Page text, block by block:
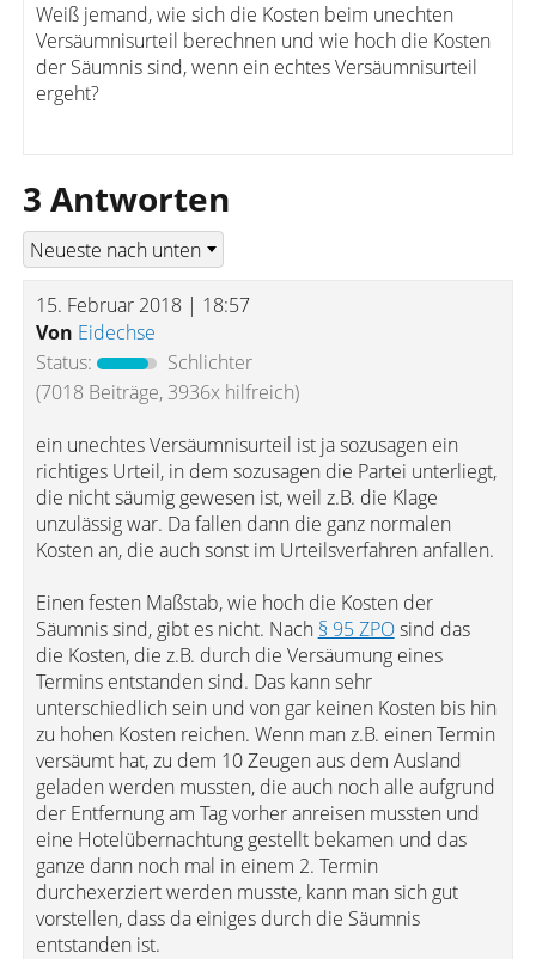
Weiß jemand, wie sich die Kosten beim unechten
Versäumnisurteil berechnen und wie hoch die Kosten
der Säumnis sind, wenn ein echtes Versäumnisurteil
ergeht?
3 Antworten
15. Februar 2018 | 18:57
Von Eidechse
Status:
Schlichter
(7018 Beiträge, 3936x hilfreich)
ein unechtes Versäumnisurteil ist ja sozusagen ein
richtiges Urteil, in dem sozusagen die Partei unterliegt,
die nicht säumig gewesen ist, weil z.B. die Klage
unzulässig war. Da fallen dann die ganz normalen
Kosten an, die auch sonst im Urteilsverfahren anfallen.
Einen festen Maßstab, wie hoch die Kosten der
Säumnis sind, gibt es nicht. Nach § 95 ZPOsind das
die Kosten, die z.B. durch die Versäumung eines
Termins entstanden sind. Das kann sehr
unterschiedlich sein und von gar keinen Kosten bis hin
zu hohen Kosten reichen. Wenn man z.B. einen Termin
versäumt hat, zu dem 10 Zeugen aus dem Ausland
geladen werden mussten, die auch noch alle aufgrund
der Entfernung am Tag vorher anreisen mussten und
eine Hotelübernachtung gestellt bekamen und das
ganze dann noch mal in einem 2. Termin
durchexerziert werden musste, kann man sich gut
vorstellen, dass da einiges durch die Säumnis
entstanden ist.